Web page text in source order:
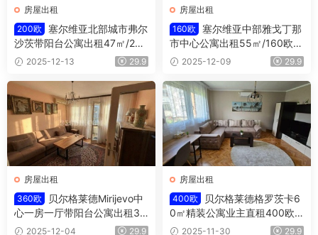
房屋出租
200欧
塞尔维亚北部城市弗尔
沙茨带阳台公寓出租47㎡/200
欧/月2025-12-13 29.9
房屋出租
160欧
塞尔维亚中部雅戈丁那
市中心公寓出租55㎡/160欧/
月 2025-12-09 29.9
房屋出租
360欧
贝尔格莱德Mirijevo中
心一房一厅带阳台公寓出租36
0欧/月
2025-12-04 29.9
房屋出租
400欧
贝尔格莱德格罗茨卡6
0㎡精装公寓业主直租400欧/
月 2025-11-30 29.9